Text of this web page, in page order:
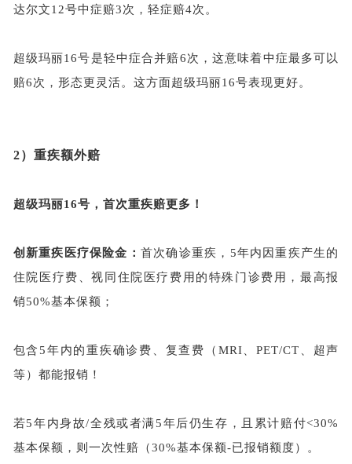
达尔文12号中症赔3次，轻症赔4次。
超级玛丽16号是轻中症合并赔6次，这意味着中症最多可以
赔6次，形态更灵活。这方面超级玛丽16号表现更好。
2） 重疾额外赔
超级玛丽16号，首次重疾赔更多！
创新重疾医疗保险金： 首次确诊重疾 ， 5年内 因重疾产生的
住院医疗费、视同住院医疗费用的特殊门诊费用，最高报
销50%基本保额；
包含 5年内的重疾确诊费、复查费（MRI、PET/CT、超声
等）都能报销！
若5年内身故/全残或者满5年后仍生存，且累计赔付<30%
基本保额，则一次性赔 （30%基本保额-已报销额度） 。